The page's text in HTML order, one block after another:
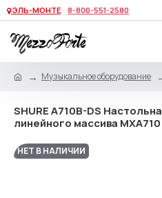
ЭЛЬ-МОНТЕ 8-800-551-2580
Музыкальное оборудование
SHURE A710B-DS
линейного массива
НЕТ В НАЛИЧИИ